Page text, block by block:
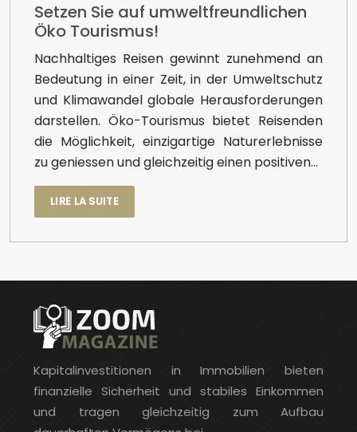
Setzen Sie auf umweltfreundlichen
Öko Tourismus!
Nachhaltiges Reisen gewinnt zunehmend an
Bedeutung in einer Zeit, in der Umweltschutz
und Klimawandel globale Herausforderungen
darstellen. Öko-Tourismus bietet Reisenden
die Möglichkeit, einzigartige Naturerlebnisse
zu geniessen und gleichzeitig einen positiven…
LIRE LA SUITE
Kapitalinvestitionen in Immobilien bieten
finanzielle Sicherheit und stabiles Einkommen
und tragen gleichzeitig zum Aufbau